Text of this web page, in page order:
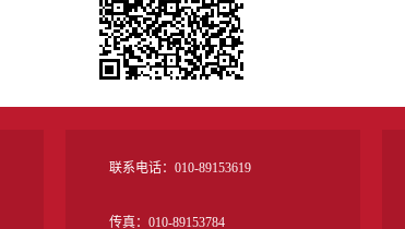
联系电话：010-89153619
传真：010-89153784